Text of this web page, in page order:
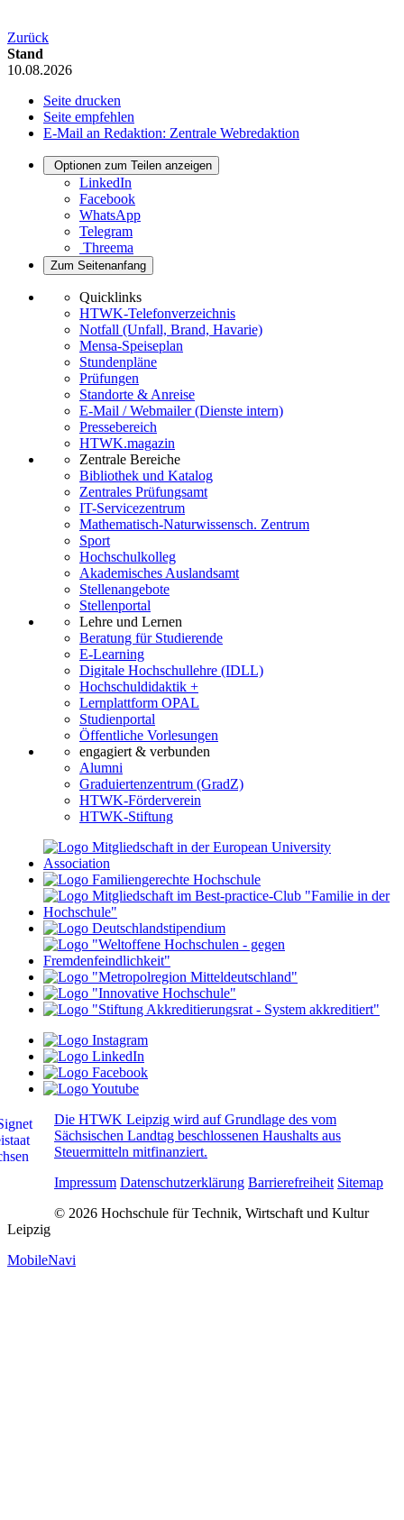
Zurück
Stand
10.08.2026
Seite drucken
Seite empfehlen
E-Mail an Redaktion: Zentrale Webredaktion
Optionen zum Teilen anzeigen
LinkedIn
Facebook
WhatsApp
Telegram
Threema
Zum Seitenanfang
Quicklinks
HTWK-Telefonverzeichnis
Notfall (Unfall, Brand, Havarie)
Mensa-Speiseplan
Stundenpläne
Prüfungen
Standorte & Anreise
E-Mail / Webmailer (Dienste intern)
Pressebereich
HTWK.magazin
Zentrale Bereiche
Bibliothek und Katalog
Zentrales Prüfungsamt
IT-Servicezentrum
Mathematisch-Naturwissensch. Zentrum
Sport
Hochschulkolleg
Akademisches Auslandsamt
Stellenangebote
Stellenportal
Lehre und Lernen
Beratung für Studierende
E-Learning
Digitale Hochschullehre (IDLL)
Hochschuldidaktik +
Lernplattform OPAL
Studienportal
Öffentliche Vorlesungen
engagiert & verbunden
Alumni
Graduiertenzentrum (GradZ)
HTWK-Förderverein
HTWK-Stiftung
Die HTWK Leipzig wird auf Grundlage des vom
Sächsischen Landtag beschlossenen Haushalts aus
Steuermitteln mitfinanziert.
Impressum Datenschutzerklärung Barrierefreiheit Sitemap
© 2026 Hochschule für Technik, Wirtschaft und Kultur
Leipzig
MobileNavi